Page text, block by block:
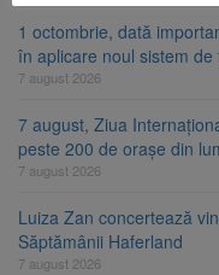
1 octombrie, dată
în aplicare noul sistem
7 august 2026
7 august, Ziua
peste 200 de orașe din
7 august 2026
Luiza Zan concertează
Săptămânii Haferland
7 august 2026